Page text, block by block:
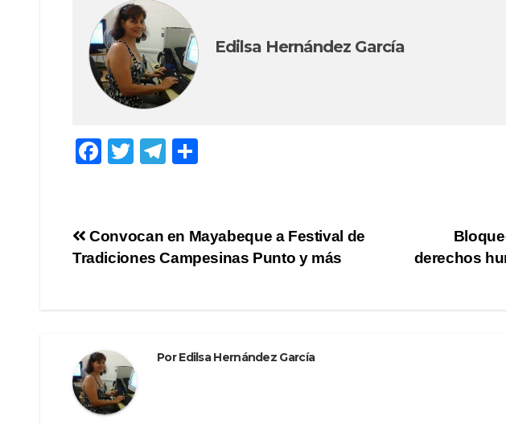
Edilsa Hernández García
F
e
b
T
er
T
gr
a
p
ar
Navegación
derechos
Convocan en Mayabeque a Festival de
Tradiciones Campesinas Punto y más
PorEdilsa Hernández García